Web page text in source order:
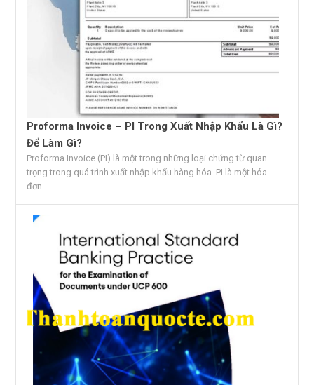
Proforma Invoice – PI Trong Xuất Nhập Khẩu Là Gì?
Để Làm Gì?
Proforma Invoice (PI) là một trong những loại chứng từ quan
trọng trong quá trình xuất nhập khẩu hàng hóa. PI là một hóa
đơn...